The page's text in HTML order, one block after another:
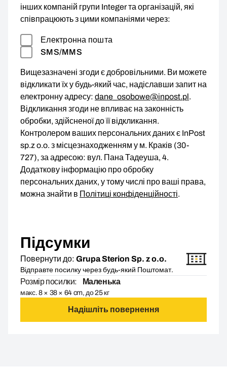
інших компаній групи Integer та організацій, які
співпрацюють з цими компаніями через:
Електронна пошта
SMS/MMS
Вищезазначені згоди є добровільними. Ви можете
відкликати їх у будь-який час, надіславши запит на
електронну адресу: dane_osobowe@inpost.pl.
Відкликання згоди не впливає на законність
обробки, здійсненої до її відкликання.
Контролером ваших персональних даних є InPost
sp.z o.o. з місцезнаходженням у м. Краків (30-
727), за адресою: вул. Пана Тадеуша, 4.
Додаткову інформацію про обробку
персональних даних, у тому числі про ваші права,
можна знайти в Політиці конфіденційності.
Підсумки
Повернути до: Grupa Sterion Sp. z o.o.
Відправте посилку через будь-який Поштомат.
Розмір посилки: Маленька
макс. 8 × 38 × 64 cm, до 25 кг
Надішліть повернення